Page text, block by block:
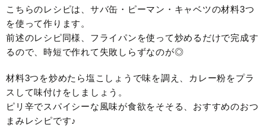
こちらのレシピは、サバ缶・ピーマン・キャベツの材料3つ
を使って作ります。
前述のレシピ同様、フライパンを使って炒めるだけで完成す
るので、時短で作れて失敗しらずなのが◎
材料3つを炒めたら塩こしょうで味を調え、カレー粉をプラ
スして味付けをしましょう。
ピリ辛でスパイシーな風味が食欲をそそる、おすすめのおつ
まみレシピです♪